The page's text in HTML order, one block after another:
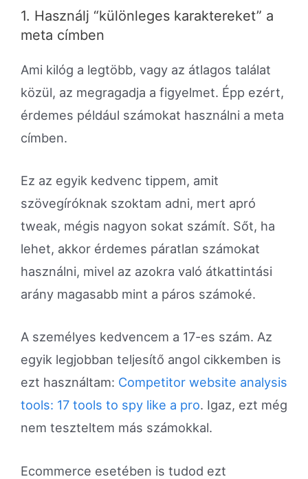
1. Használj “különleges karaktereket” a
meta címben
Ami kilóg a legtöbb, vagy az átlagos találat
közül, az megragadja a figyelmet. Épp ezért,
érdemes például számokat használni a meta
címben.
Ez az egyik kedvenc tippem, amit
szövegíróknak szoktam adni, mert apró
tweak, mégis nagyon sokat számít. Sőt, ha
lehet, akkor érdemes páratlan számokat
használni, mivel az azokra való átkattintási
arány magasabb mint a páros számoké.
A személyes kedvencem a 17-es szám. Az
egyik legjobban teljesítő angol cikkemben is
ezt használtam: Competitor website analysis
tools: 17 tools to spy like a pro. Igaz, ezt még
nem teszteltem más számokkal.
Ecommerce esetében is tudod ezt